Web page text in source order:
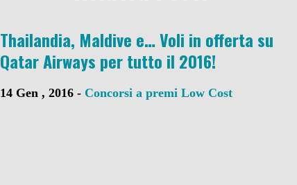
Thailandia, Maldive e… Voli in offerta su
Qatar Airways per tutto il 2016!
14 Gen , 2016 - Concorsi a premi Low Cost